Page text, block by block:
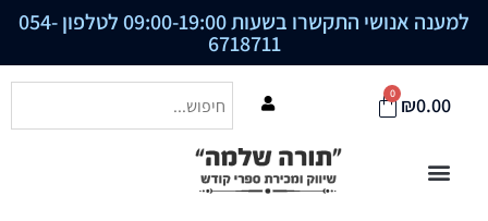
למענה אנושי התקשרו בשעות 09:00-19:00 לטלפון 054-
6718711
₪0.00
0